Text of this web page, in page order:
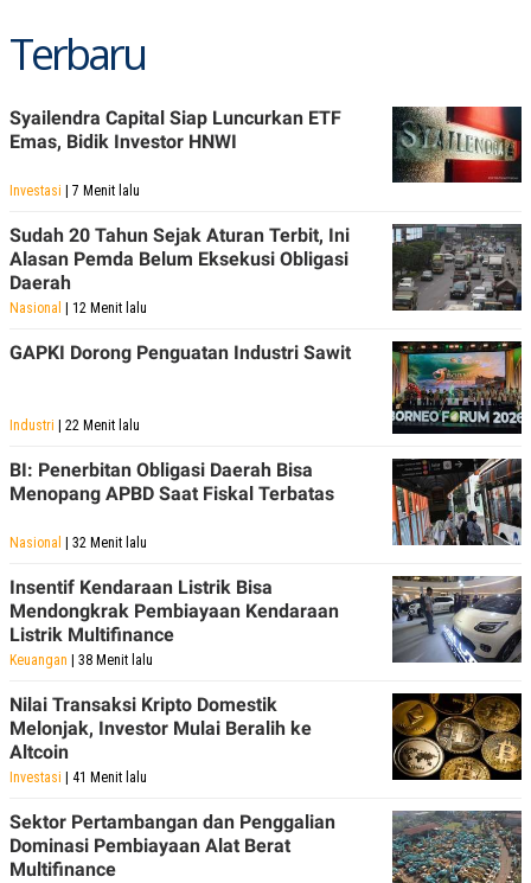
Terbaru
Syailendra Capital Siap Luncurkan ETF
Emas, Bidik Investor HNWI
Investasi | 7 Menit lalu
Sudah 20 Tahun Sejak Aturan Terbit, Ini
Alasan Pemda Belum Eksekusi Obligasi
Daerah
Nasional | 12 Menit lalu
GAPKI Dorong Penguatan Industri Sawit
Industri | 22 Menit lalu
BI: Penerbitan Obligasi Daerah Bisa
Menopang APBD Saat Fiskal Terbatas
Nasional | 32 Menit lalu
Insentif Kendaraan Listrik Bisa
Mendongkrak Pembiayaan Kendaraan
Listrik Multifinance
Keuangan | 38 Menit lalu
Nilai Transaksi Kripto Domestik
Melonjak, Investor Mulai Beralih ke
Altcoin
Investasi | 41 Menit lalu
Sektor Pertambangan dan Penggalian
Dominasi Pembiayaan Alat Berat
Multifinance